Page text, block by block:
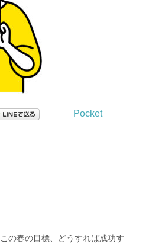
Pocket
この春の目標、どうすれば成功す